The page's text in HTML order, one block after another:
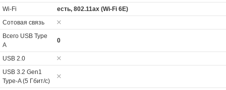
Wi-Fi
есть, 802.11ax (Wi-Fi 6E)
Сотовая связь
Всего USB Type
A
0
USB 2.0
USB 3.2 Gen1
Type-A (5 Гбит/с)